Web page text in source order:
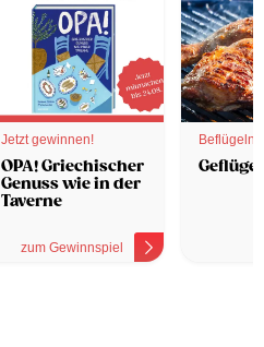
Jetzt gewinnen!
OPA! Griechischer
Genuss wie in der
Taverne
zum Gewinnspiel